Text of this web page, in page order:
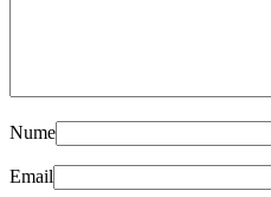
Nume
Email